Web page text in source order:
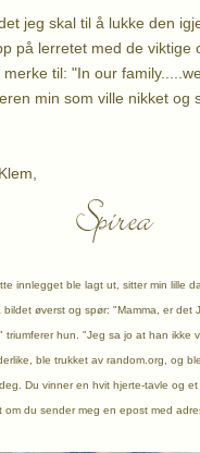
jeg skal til å lukke den
på lerretet med de
til: "In our
min som ville nikket
innlegget ble lagt ut, sitter min lille
øverst og spør: "Mamma, er det
triumferer hun. "Jeg sa jo at han ikke
ble trukket av random.org, og
Du vinner en hvit hjerte-tavle og et
om du sender meg en epost med